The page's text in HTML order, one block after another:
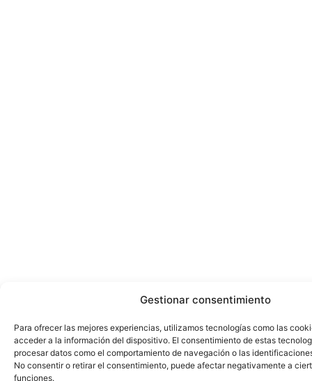
Gestionar consentimiento
Para ofrecer las mejores experiencias, utilizamos tecnologías como las
acceder a la información del dispositivo. El consentimiento de estas
procesar datos como el comportamiento de navegación o las
No consentir o retirar el consentimiento, puede afectar negativamente a
funciones.